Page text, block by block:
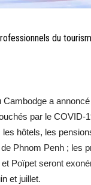
du
Cambodge a
par le COVID-
hôtels, les
Phnom Penh ; les
Poïpet seront
et juillet.